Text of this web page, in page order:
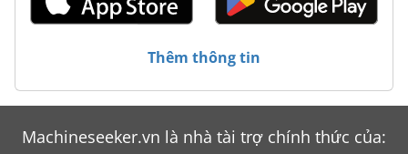
Thêm thông tin
Machineseeker.vn là nhà tài trợ chính thức của: